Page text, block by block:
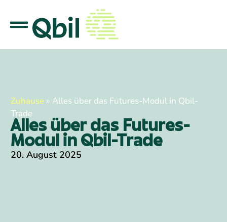
Zuhause »Alles über das Futures-Modul in Qbil-
Trade
Alles über das Futures-
Modul in Qbil-Trade
20. August 2025